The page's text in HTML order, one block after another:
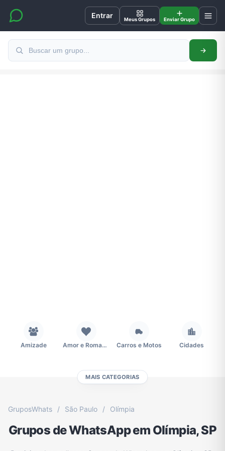
Entrar Meus Grupos Enviar Grupo
Amizade Amor e Romance Carros e Motos Cidades
Esportes Eventos Fãs Figurinhas e Stickers
MAIS CATEGORIAS
GruposWhats / São Paulo / Olímpia
Grupos de WhatsApp em Olímpia, SP